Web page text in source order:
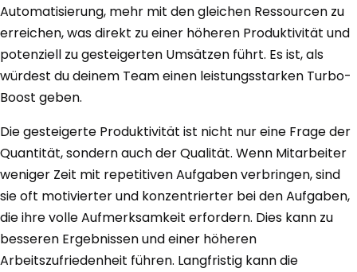
Automatisierung, mehr mit den gleichen Ressourcen zu
erreichen, was direkt zu einer höheren Produktivität und
potenziell zu gesteigerten Umsätzen führt. Es ist, als
würdest du deinem Team einen leistungsstarken Turbo-
Boost geben.
Die gesteigerte Produktivität ist nicht nur eine Frage der
Quantität, sondern auch der Qualität. Wenn Mitarbeiter
weniger Zeit mit repetitiven Aufgaben verbringen, sind
sie oft motivierter und konzentrierter bei den Aufgaben,
die ihre volle Aufmerksamkeit erfordern. Dies kann zu
besseren Ergebnissen und einer höheren
Arbeitszufriedenheit führen. Langfristig kann die